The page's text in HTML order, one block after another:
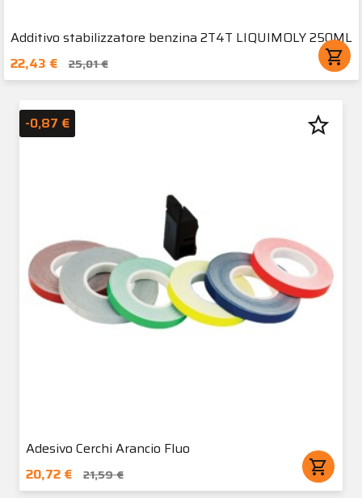
Additivo stabilizzatore benzina 2T4T LIQUIMOLY 250ML
22,43 €
25,01 € shopping_cart
Adesivo Cerchi Arancio Fluo
20,72 €
21,59 € shopping_cart
-0,87 € star_border